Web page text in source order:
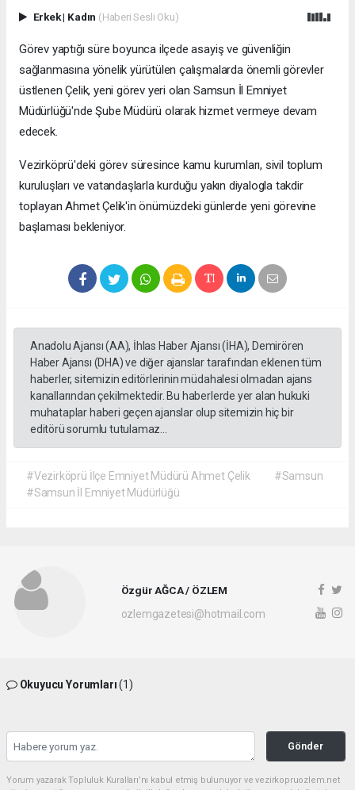
Erkek| Kadın (Haberi Sesli Oku)
Görev yaptığı süre boyunca ilçede asayiş ve güvenliğin
sağlanmasına yönelik yürütülen çalışmalarda önemli görevler
üstlenen Çelik, yeni görev yeri olan Samsun İl Emniyet
Müdürlüğü'nde Şube Müdürü olarak hizmet vermeye devam
edecek.
Vezirköprü'deki görev süresince kamu kurumları, sivil toplum
kuruluşları ve vatandaşlarla kurduğu yakın diyalogla takdir
toplayan Ahmet Çelik'in önümüzdeki günlerde yeni görevine
başlaması bekleniyor.
Anadolu Ajansı (AA), İhlas Haber Ajansı (İHA), Demirören
Haber Ajansı (DHA) ve diğer ajanslar tarafından eklenen tüm
haberler, sitemizin editörlerinin müdahalesi olmadan ajans
kanallarından çekilmektedir. Bu haberlerde yer alan hukuki
muhataplar haberi geçen ajanslar olup sitemizin hiç bir
editörü sorumlu tutulamaz...
#Vezirköprü İlçe Emniyet Müdürü Ahmet Çelik
#Samsun
#Samsun İl Emniyet Müdürlüğü
Özgür AĞCA / ÖZLEM
ozlemgazetesi@hotmail.com
Okuyucu Yorumları(1)
Gönder
Yorum yazarak Topluluk Kuralları’nı kabul etmiş bulunuyor ve vezirkopruozlem.net